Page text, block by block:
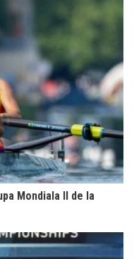
Mondiala II de la